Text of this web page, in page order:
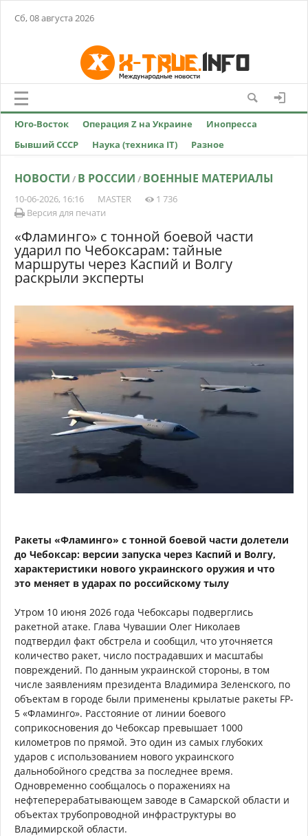
Сб, 08 августа 2026
Юго-Восток Операция Z на Украине
Инопресса
Бывший СССР
Наука (техника IT) Разное
НОВОСТИ / В РОССИИ / ВОЕННЫЕ МАТЕРИАЛЫ
10-06-2026, 16:16 MASTER
1 736
Версия для печати
«Фламинго» с тонной боевой части
ударил по Чебоксарам: тайные
маршруты через Каспий и Волгу
раскрыли эксперты
Ракеты «Фламинго» с тонной боевой части долетели
до Чебоксар: версии запуска через Каспий и Волгу,
характеристики нового украинского оружия и что
это меняет в ударах по российскому тылу
Утром 10 июня 2026 года Чебоксары подверглись
ракетной атаке. Глава Чувашии Олег Николаев
подтвердил факт обстрела и сообщил, что уточняется
количество ракет, число пострадавших и масштабы
повреждений. По данным украинской стороны, в том
числе заявлениям президента Владимира Зеленского, по
объектам в городе были применены крылатые ракеты FP-
5 «Фламинго». Расстояние от линии боевого
соприкосновения до Чебоксар превышает 1000
километров по прямой. Это один из самых глубоких
ударов с использованием нового украинского
дальнобойного средства за последнее время.
Одновременно сообщалось о поражениях на
нефтеперерабатывающем заводе в Самарской области и
объектах трубопроводной инфраструктуры во
Владимирской области.